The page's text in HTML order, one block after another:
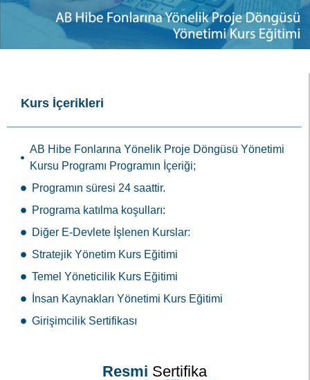
AB Hibe Fonlarına Yönelik Proje Döngüsü Yönetimi
Kursu Programı Programın İçeriği;
Programın süresi 24 saattir.
Diğer E-Devlete İşlenen Kurslar:
İnsan Kaynakları Yönetimi Kurs Eğitimi
Girişimcilik Sertifikası
Resmi Sertifika
görünen (e-devlete işli ve e-devlet üzerinden
sorgulanabilen) resmi ve geçerli sertifikalar sunuyoruz.
Proje, proje metni, proje fişi ve